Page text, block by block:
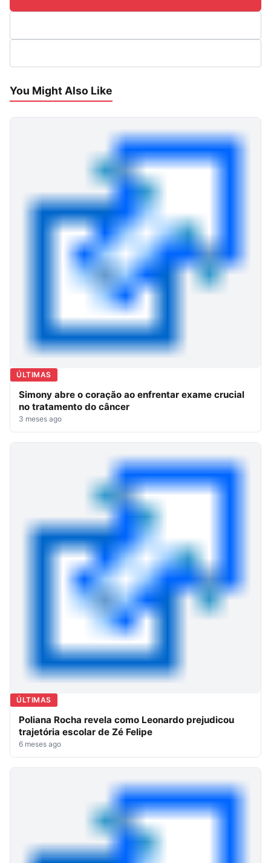
You Might Also Like
ÚLTIMAS
Simony abre o coração ao enfrentar exame crucial
no tratamento do câncer
3 meses ago
ÚLTIMAS
Poliana Rocha revela como Leonardo prejudicou
trajetória escolar de Zé Felipe
6 meses ago